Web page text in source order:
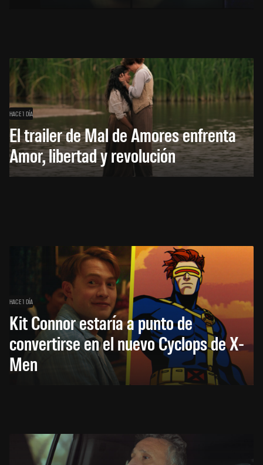
HACE 1 DÍA
El trailer de Mal de Amores enfrenta
Amor, libertad y revolución
HACE 1 DÍA
Kit Connor estaría a punto de
convertirse en el nuevo Cyclops de X-
Men